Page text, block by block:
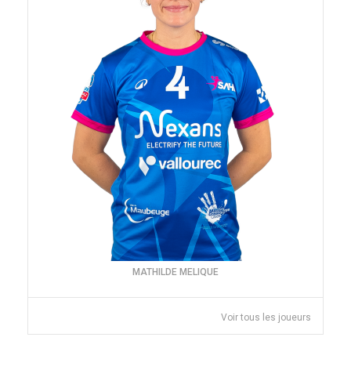
MATHILDE MELIQUE
Voir tous les joueurs